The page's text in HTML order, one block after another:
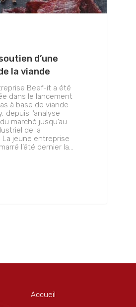
soutien d’une
la viande
Beef-it a été
dans le lancement
à base de viande
depuis l’analyse
marché jusqu’au
de la
jeune entreprise
l’été dernier la…
Accueil